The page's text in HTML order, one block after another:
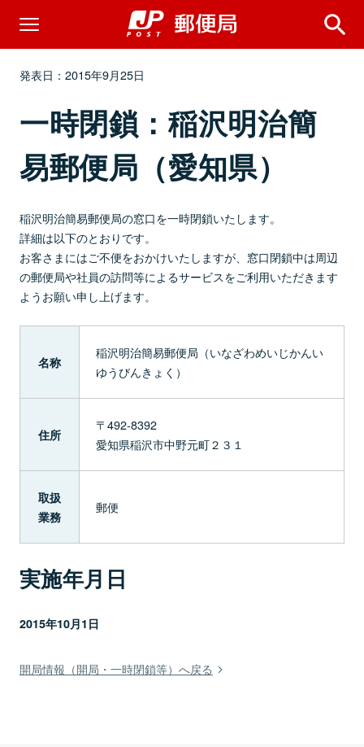
発表日：2015年9月25日
一時閉鎖：稲沢明治簡
易郵便局（愛知県）
稲沢明治簡易郵便局の窓口を一時閉鎖いたします。
詳細は以下のとおりです。
お客さまにはご不便をおかけいたしますが、窓口閉鎖中は周辺
の郵便局や社員の訪問等によるサービスをご利用いただきます
ようお願い申し上げます。
名称
稲沢明治簡易郵便局（いなざわめいじかんい
ゆうびんきょく）
住所
〒492-8392
愛知県稲沢市中野元町２３１
取扱
業務
郵便
実施年月日
2015年10月1日
開局情報（開局・一時閉鎖等）へ戻る